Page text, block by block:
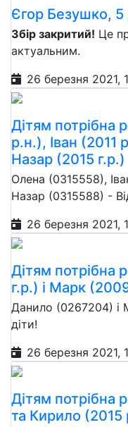
Єгор Безушко, 5
Збір закритий! Це
актуальним.
26 березня 2021,
Дітям потрібна
р.н.), Іван (2011
Назар (2015 г.р.)
Олена (0315558),
Назар (0315588) -
26 березня 2021,
Дітям потрібна
г.р.) і Марк
Данило (0267204) і
діти!
26 березня 2021,
Дітям потрібна
та Кирило (2015